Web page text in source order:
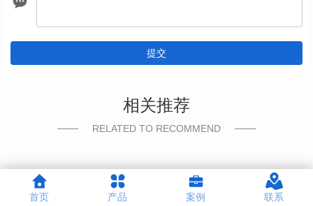
提交
相关推荐
RELATED TO RECOMMEND
首页 产品 案例 联系